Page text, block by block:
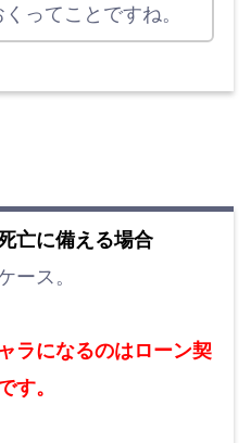
ってことですね。
亡に備える場合
ース。
ラになるのはローン契
す。